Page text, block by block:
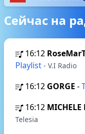
Сейчас на
16:12
Playlist - V.I Radio
16:12 GORGE -
16:12 MICHELE
Telesia